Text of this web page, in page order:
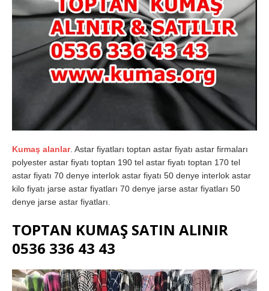
Kumaş alanlar. Astar fiyatları toptan astar fiyatı astar firmaları
polyester astar fiyatı toptan 190 tel astar fiyatı toptan 170 tel
astar fiyatı 70 denye interlok astar fiyatı 50 denye interlok astar
kilo fiyatı jarse astar fiyatları 70 denye jarse astar fiyatları 50
denye jarse astar fiyatları.
TOPTAN KUMAŞ SATIN ALINIR
0536 336 43 43